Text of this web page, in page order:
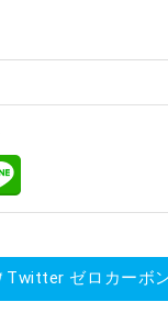
Twitter ゼロカーボ